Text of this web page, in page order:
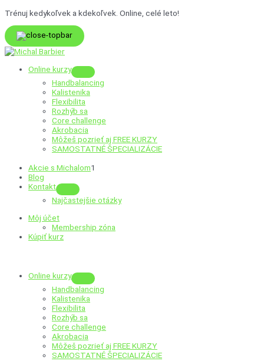
Preskočiť
obsah
Trénuj kedykoľvek a kdekoľvek. Online, celé leto!
Online kurzy
Menu
Toggle
Handbalancing
Kalistenika
Flexibilita
Rozhýb sa
Core challenge
Akrobacia
Môžeš pozrieť ajFREE KURZY
SAMOSTATNÉ ŠPECIALIZÁCIE
Akcie s Michalom1
Blog
Kontakt
Menu
Toggle
Najčastejšie otázky
Môj účet
Membership zóna
Kúpiť kurz
Online kurzy
Menu
Toggle
Handbalancing
Kalistenika
Flexibilita
Rozhýb sa
Core challenge
Akrobacia
Môžeš pozrieť ajFREE KURZY
SAMOSTATNÉ ŠPECIALIZÁCIE